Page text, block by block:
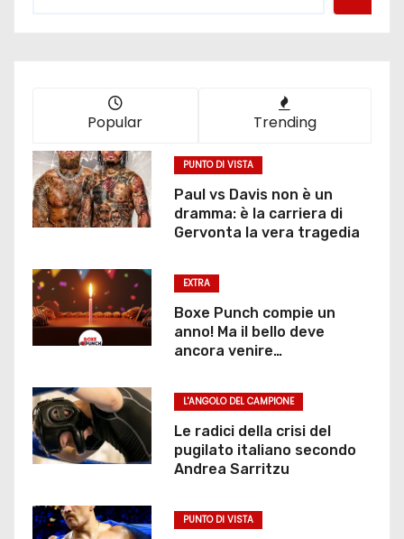
Popular Trending
PUNTO DI VISTA
Paul vs Davis non è un
dramma: è la carriera di
Gervonta la vera tragedia
EXTRA
Boxe Punch compie un
anno! Ma il bello deve
ancora venire…
L'ANGOLO DEL CAMPIONE
Le radici della crisi del
pugilato italiano secondo
Andrea Sarritzu
PUNTO DI VISTA